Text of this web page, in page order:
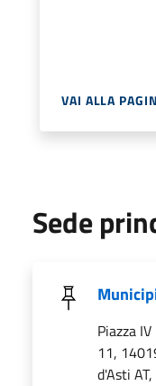
VAI ALLA
Sede
Piazza
11,
d'Asti